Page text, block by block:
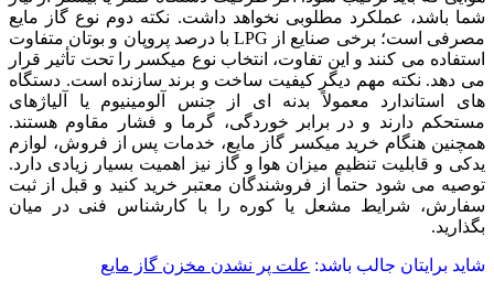
شما باشد، عملکرد مطلوبی نخواهد داشت. نکته دوم نوع گاز مایع
مصرفی است؛ برخی صنایع از LPG با درصد پروپان و بوتان متفاوت
استفاده می‌ کنند و این تفاوت، انتخاب نوع میکسر را تحت تأثیر قرار
می‌ دهد. نکته مهم دیگر کیفیت ساخت و برند سازنده است. دستگاه‌
های استاندارد معمولاً بدنه‌ ای از جنس آلومینیوم یا آلیاژهای
مستحکم دارند و در برابر خوردگی، گرما و فشار مقاوم هستند.
همچنین هنگام خرید میکسر گاز مایع، خدمات پس از فروش، لوازم
یدکی و قابلیت تنظیم میزان هوا و گاز نیز اهمیت بسیار زیادی دارد.
توصیه می‌ شود حتماً از فروشندگان معتبر خرید کنید و قبل از ثبت
سفارش، شرایط مشعل یا کوره را با کارشناس فنی در میان
بگذارید.
شاید برایتان جالب باشد: علت پر نشدن مخزن گاز مایع